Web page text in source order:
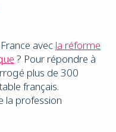
avec la réforme
? Pour répondre à
plus de 300
français.
la profession